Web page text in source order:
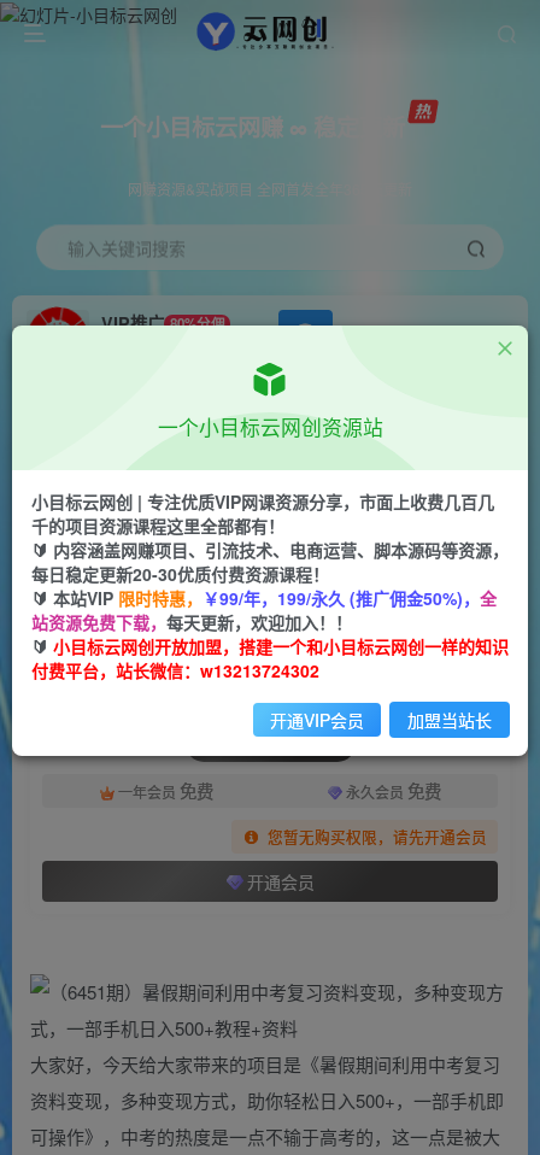
一个小目标云网赚 ∞ 稳定更新
网赚资源&实战项目 全网首发全年365天更新
输入关键词搜索
VIP推广 80%分佣
会员专属 正文
（6451期）暑假期间利用中考复习资料变现，多
种变现方式，一部手机日入500+教程+资料
一个小目标云网创
2年前发布
关注 私信
513 42
此内容为付费阅读，请付费后查看
会员专属资源
一年会员 免费 永久会员 免费
您暂无购买权限，请先开通会员
开通会员
付费阅读
大家好，今天给大家带来的项目是《暑假期间利用中考复习
资料变现，多种变现方式，助你轻松日入500+，一部手机即
可操作》，中考的热度是一点不输于高考的，这一点是被大
一个小目标云网创资源站
小目标云网创 | 专注优质VIP网课资源分享，市面上收费几百几
千的项目资源课程这里全部都有！
🔰 内容涵盖网赚项目、引流技术、电商运营、脚本源码等资源，
每日稳定更新20-30优质付费资源课程！
🔰 本站VIP 限时特惠， ￥99/年，199/永久 (推广佣金50%)， 全
站资源免费下载， 每天更新，欢迎加入！！
🔰 小目标云网创开放加盟，搭建一个和小目标云网创一样的知识
付费平台，站长微信：w13213724302
开通VIP会员 加盟当站长